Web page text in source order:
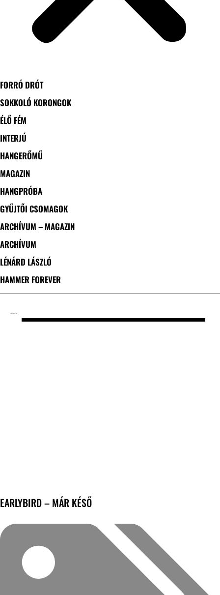
FORRÓ DRÓT
SOKKOLÓ KORONGOK
ÉLŐ FÉM
INTERJÚ
HANGERŐMŰ
MAGAZIN
HANGPRÓBA
GYŰJTŐI CSOMAGOK
ARCHÍVUM – MAGAZIN
ARCHÍVUM
LÉNÁRD LÁSZLÓ
HAMMER FOREVER
EARLYBIRD – MÁR KÉSŐ